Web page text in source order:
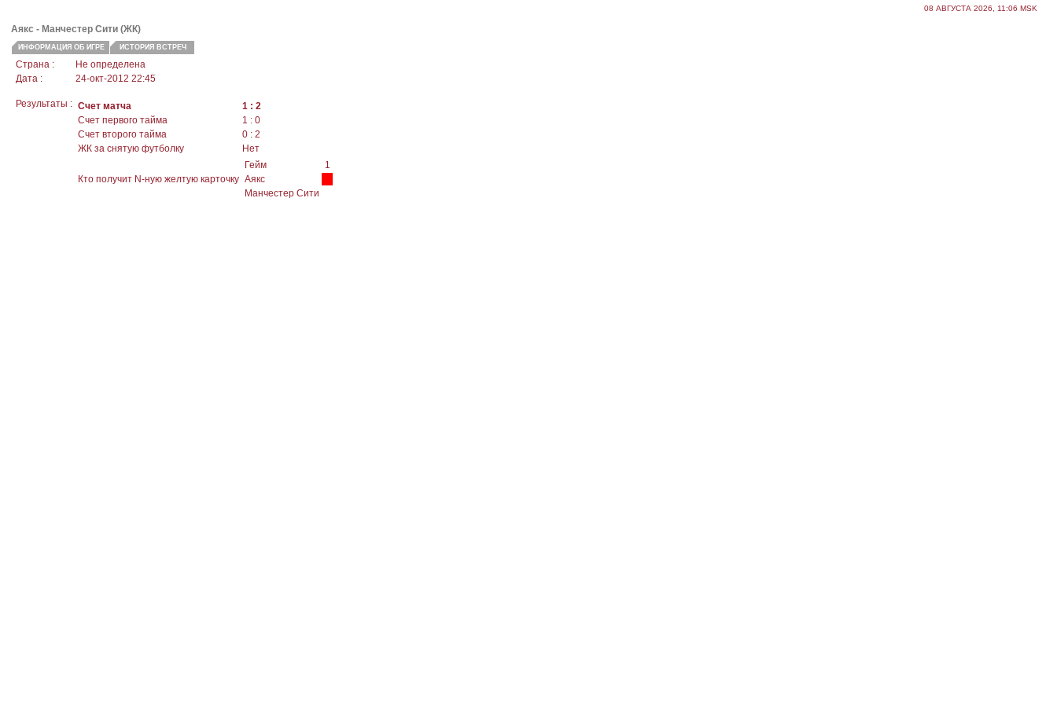
08 АВГУСТА 2026, 11:06 MSK
Аякс - Манчестер Сити (ЖК)
ИНФОРМАЦИЯ ОБ ИГРЕ ИСТОРИЯ ВСТРЕЧ
Страна :
Не определена
Дата :
24-окт-2012 22:45
Результаты : Счет матча
1 : 2
Счет первого тайма
1 : 0
Счет второго тайма
0 : 2
ЖК за снятую футболку
Нет
Кто получит N-ную желтую карточку
Гейм
1
Аякс
Манчестер Сити